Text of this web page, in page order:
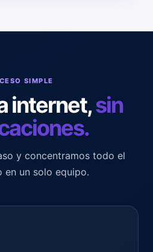
SIMPLE
internet,sin
y concentramos todo el
en un solo equipo.